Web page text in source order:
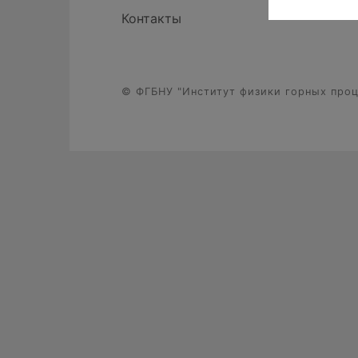
Контакты
© ФГБНУ "Институт физики горных